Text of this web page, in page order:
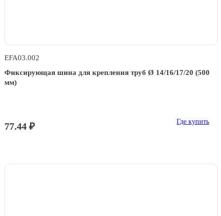
EFA03.002
Фиксирующая шина для крепления труб Ø 14/16/17/20 (500
мм)
77.44 ₽ Где купить